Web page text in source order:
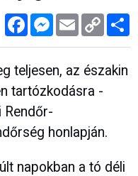
FacebookMessenger
Email Copy
Link
teljesen, az északin
tartózkodásra -
Rendőr-
honlapján.
napokban a tó déli